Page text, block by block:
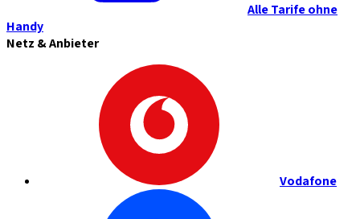
Alle Tarife ohne
Handy
Netz & Anbieter
Vodafone